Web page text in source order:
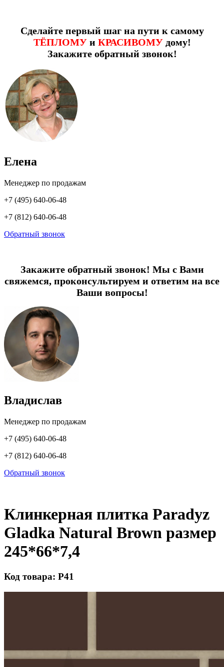
Сделайте первый шаг на пути к самому
ТЁПЛОМУи КРАСИВОМУдому!
Закажите обратный звонок!
Елена
Менеджер по продажам
+7 (495) 640-06-48
+7 (812) 640-06-48
Обратный звонок
Закажите обратный звонок! Мы с Вами
свяжемся, проконсультируем и ответим на все
Ваши вопросы!
Владислав
Менеджер по продажам
+7 (495) 640-06-48
+7 (812) 640-06-48
Обратный звонок
Клинкерная плитка Paradyz
Gladka Natural Brown размер
245*66*7,4
Код товара: Р41